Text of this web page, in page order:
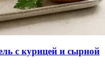
с курицей и сырной